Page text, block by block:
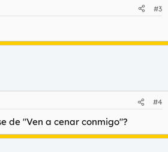
#3
#4
de "Ven a cenar conmigo"?